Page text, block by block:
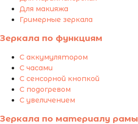
Для макияжа
Гримерные зеркала
Зеркала по функциям
С аккумулятором
С часами
С сенсорной кнопкой
С подогревом
С увеличением
Зеркала по материалу рамы